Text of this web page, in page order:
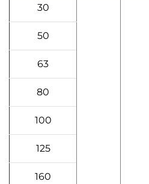
30
50
63
80
100
125
160